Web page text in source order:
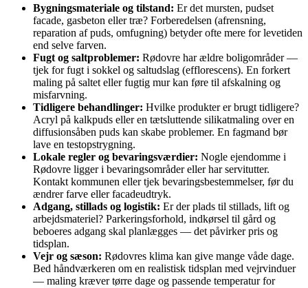
Bygningsmateriale og tilstand: Er det mursten, pudset
facade, gasbeton eller træ? Forberedelsen (afrensning,
reparation af puds, omfugning) betyder ofte mere for levetiden
end selve farven.
Fugt og saltproblemer: Rødovre har ældre boligområder —
tjek for fugt i sokkel og saltudslag (efflorescens). En forkert
maling på saltet eller fugtig mur kan føre til afskalning og
misfarvning.
Tidligere behandlinger: Hvilke produkter er brugt tidligere?
Acryl på kalkpuds eller en tætsluttende silikatmaling over en
diffusionsåben puds kan skabe problemer. En fagmand bør
lave en testopstrygning.
Lokale regler og bevaringsværdier: Nogle ejendomme i
Rødovre ligger i bevaringsområder eller har servitutter.
Kontakt kommunen eller tjek bevaringsbestemmelser, før du
ændrer farve eller facadeudtryk.
Adgang, stillads og logistik: Er der plads til stillads, lift og
arbejdsmateriel? Parkeringsforhold, indkørsel til gård og
beboeres adgang skal planlægges — det påvirker pris og
tidsplan.
Vejr og sæson: Rødovres klima kan give mange våde dage.
Bed håndværkeren om en realistisk tidsplan med vejrvinduer
— maling kræver tørre dage og passende temperatur for